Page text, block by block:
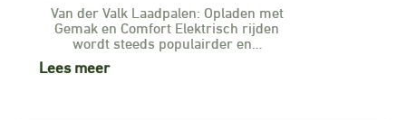
Van der Valk Laadpalen: Opladen met
Gemak en Comfort Elektrisch rijden
wordt steeds populairder en…
Lees meer